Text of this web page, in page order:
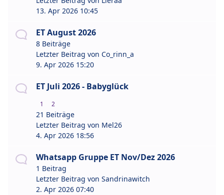
13. Apr 2026 10:45
ET August 2026
8 Beiträge
Letzter Beitrag von Co_rinn_a
9. Apr 2026 15:20
ET Juli 2026 - Babyglück
1 2
21 Beiträge
Letzter Beitrag von Mel26
4. Apr 2026 18:56
Whatsapp Gruppe ET Nov/Dez 2026
1 Beitrag
Letzter Beitrag von Sandrinawitch
2. Apr 2026 07:40